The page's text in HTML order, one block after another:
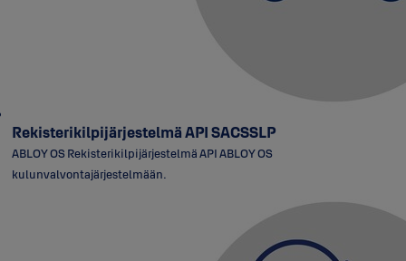
Rekisterikilpijärjestelmä API SACSSLP
ABLOY OS Rekisterikilpijärjestelmä API ABLOY OS
kulunvalvontajärjestelmään.